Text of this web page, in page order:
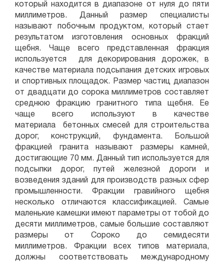
который находится в диапазоне от нуля до пяти
миллиметров. Данный размер специалисты
называют побочным продуктом, который стает
результатом изготовления основных фракций
щебня. Чаще всего представленная фракция
используется для декорирования дорожек, в
качестве материала подсыпания детских игровых
и спортивных площадок. Размер частиц диапазон
от двадцати до сорока миллиметров составляет
среднюю фракцию гранитного типа щебня. Ее
чаще всего используют в качестве
материала бетонных смесей для строительства
дорог, конструкций, фундамента. Большой
фракцией гранита называют размеры камней,
достигающие 70 мм. Данный тип используется для
подсыпки дорог, путей железной дороги и
возведения зданий для производств разных сфер
промышленности. Фракции гравийного щебня
несколько отличаются классификацией. Самые
маленькие камешки имеют параметры от тобой до
десяти миллиметров, самые большие составляют
размеры от Сороко до семидесяти
миллиметров. Фракции всех типов материала,
должны соответствовать международному